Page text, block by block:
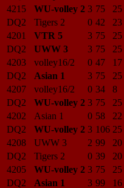
4215
WU-volley 2 3 75 25
DQ2
Tigers 2 0 42 23
4201
VTR 5 3 75 25
DQ2
UWW 3 3 75 25
4203
volley16/2 0 47 17
DQ2
Asian 1 3 75 25
4207
volley16/2 0 34 8
DQ2
WU-volley 2 3 75 25
4202
Asian 1 0 58 22
DQ2
WU-volley 2 3 106 25
4208
UWW 3 2 99 20
DQ2
Tigers 2 0 39 20
4205
WU-volley 2 3 75 25
DQ2
Asian 1 3 99 16